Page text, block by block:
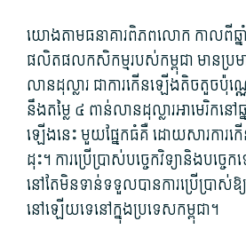
យោង​តាម​ធនាគារពិភពលោក កាលពី​ឆ្ន
ផលិតផល​កសិកម្ម​របស់​កម្ពុជា មាន​ប្រ
លាន​ដុល្លារ ជា​ការ​កើនឡើង​តិចតួច​ប៉ុណ្
នឹង​តម្លៃ ៤ ពាន់​លាន​ដុល្លារ​អាមេរិក​នៅ​
ឡើង​នេះ មួយ​ផ្នែក​ធំ​គឺ ដោយសារ​ការ​
ដុះ។ ការប្រើ​ប្រាស់​បច្ចេកវិទ្យា​និង​បច្ច
នៅតែ​មិនទាន់​ទទួល​បានការ​ប្រើប្រាស់​ឱ្
នៅឡើយ​ទេ​នៅក្នុង​ប្រទេស​កម្ពុជា។